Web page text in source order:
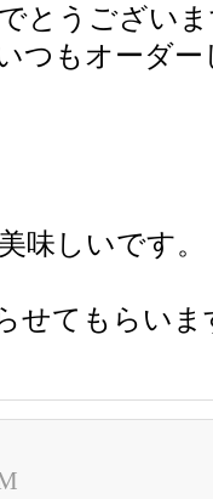
とうござい
つもオーダ
味しいです。
せてもらいま